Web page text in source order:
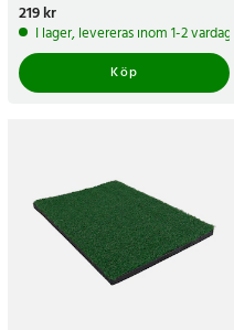
Pris:219 kr
219 kr
I lager, levereras inom 1-2 vardagar
Köp